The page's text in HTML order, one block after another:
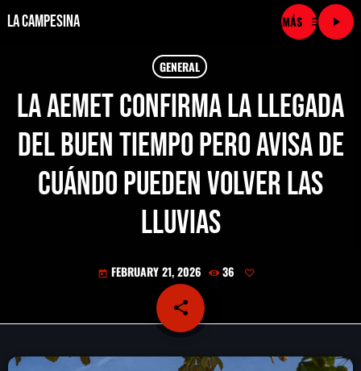
La Campesina menu
play_arrow
play_arrow LA CAMPESINA CADENA
play_arrow LA CAMPESINA 101.9 FM
play_arrow LA CAMPESINA 96.7 FM
GENERAL
La AEMET confirma la llegada
del buen tiempo pero avisa de
cuándo pueden volver las
lluvias
today FEBRUARY 21, 2026 36
share
email